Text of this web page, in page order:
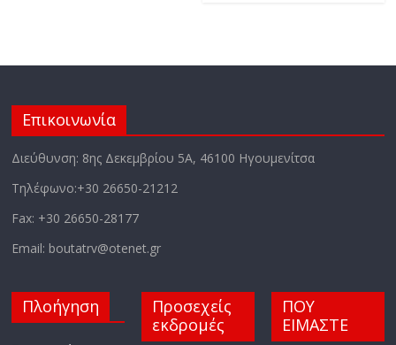
Επικοινωνία
Διεύθυνση: 8ης Δεκεμβρίου 5Α, 46100 Ηγουμενίτσα
Τηλέφωνο:+30 26650-21212
Fax: +30 26650-28177
Email: boutatrv@otenet.gr
Πλοήγηση
Προσεχείς
εκδρομές
ΠΟΥ
ΕΙΜΑΣΤΕ